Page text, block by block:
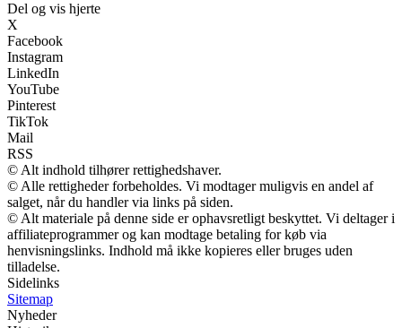
Del og vis hjerte
X
Facebook
Instagram
LinkedIn
YouTube
Pinterest
TikTok
Mail
RSS
© Alt indhold tilhører rettighedshaver.
© Alle rettigheder forbeholdes. Vi modtager muligvis en andel af
salget, når du handler via links på siden.
© Alt materiale på denne side er ophavsretligt beskyttet. Vi deltager i
affiliateprogrammer og kan modtage betaling for køb via
henvisningslinks. Indhold må ikke kopieres eller bruges uden
tilladelse.
Sidelinks
Sitemap
Nyheder